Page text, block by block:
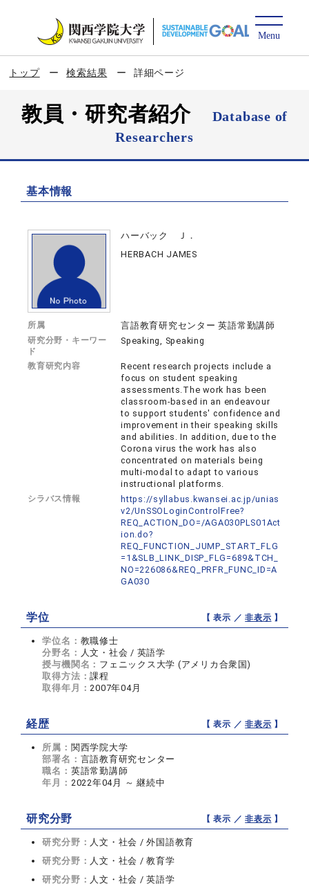
トップ 検索結果 詳細ページ
教員・研究者紹介
Database of
Researchers
基本情報
ハーバック Ｊ．
HERBACH JAMES
所属 言語教育研究センター 英語常勤講師
研究分野・キーワー
ド
Speaking, Speaking
教育研究内容
Recent research projects include a
focus on student speaking
assessments.The work has been
classroom-based in an endeavour
to support students' confidence and
improvement in their speaking skills
and abilities. In addition, due to the
Corona virus the work has also
concentrated on materials being
multi-modal to adapt to various
instructional platforms.
シラバス情報
https://syllabus.kwansei.ac.jp/unias
v2/UnSSOLoginControlFree?
REQ_ACTION_DO=/AGA030PLS01Act
ion.do?
REQ_FUNCTION_JUMP_START_FLG
=1&SLB_LINK_DISP_FLG=689&TCH_
NO=226086&REQ_PRFR_FUNC_ID=A
GA030
学位 【 表示 ／非表示 】
学位名： 教職修士
分野名： 人文・社会 / 英語学
授与機関名： フェニックス大学 (アメリカ合衆国)
取得方法：課程
取得年月：2007年04月
経歴 【 表示 ／非表示 】
所属： 関西学院大学
部署名： 言語教育研究センター
職名： 英語常勤講師
年月： 2022年04月 ～ 継続中
研究分野 【 表示 ／非表示 】
研究分野： 人文・社会 / 外国語教育
研究分野： 人文・社会 / 教育学
研究分野： 人文・社会 / 英語学